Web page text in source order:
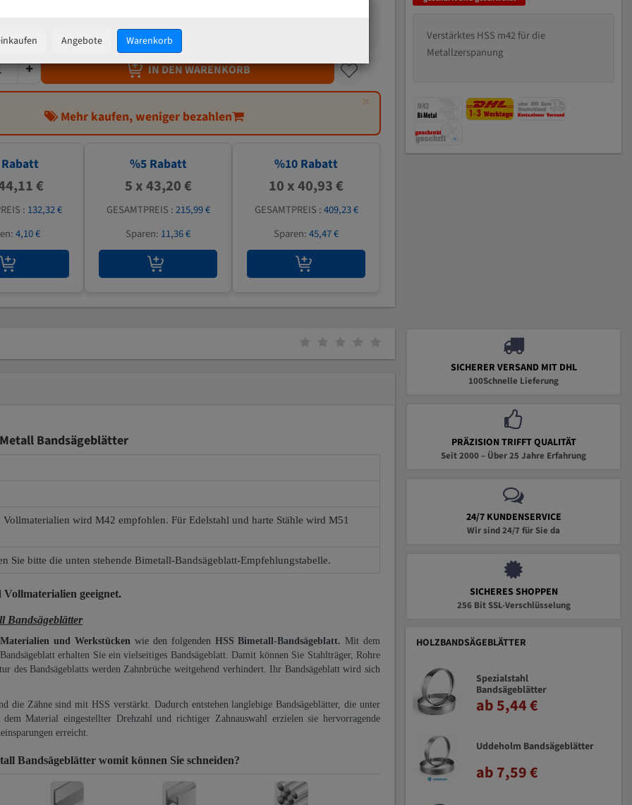
45,47 €
zzgl.Versandkosten
IN DEN WARENKORB
×
Mehr kaufen, weniger bezahlen
€
: 132,32 €
4,10 €
%5Rabatt
5 x 43,20 €
GESAMTPREIS :215,99 €
Sparen: 11,36 €
%10 Rabatt
10 x 40,93 €
GESAMTPREIS :409,23 €
Sparen:45,47 €
Verstärktes HSS m42 für die
Metallzerspanung
Bandsägeblätter
wird M42 empfohlen. Für Edelstahl und harte Stähle wird M51
Sie bitte die unten stehende Bimetall-Bandsägeblatt-Empfehlungstabelle.
geeignet.
Bandsägeblätter
und Werkstücken wie den folgenden HSS Bimetall-Bandsägeblatt. Mit dem
erhalten Sie ein vielseitiges Bandsägeblatt. Damit können Sie Stahlträger, Rohre
des Bandsägeblatts werden Zahnbrüche weitgehend verhindert. Ihr Bandsägeblatt wird sich
die Zähne sind mit HSS verstärkt. Dadurch entstehen langlebige Bandsägeblätter, die unter
Material eingestellter Drehzahl und richtiger Zahnauswahl erzielen sie hervorragende
erreicht.
Bandsägeblätter womit können Sie schneiden?
SICHERER VERSAND MIT DHL
100Schnelle Lieferung
PRÄZISION TRIFFT QUALITÄT
Seit 2000 – Über 25 Jahre Erfahrung
24/7 KUNDENSERVICE
Wir sind 24/7 für Sie da
SICHERES SHOPPEN
256 Bit SSL-Verschlüsselung
HOLZBANDSÄGEBLÄTTER
Spezialstahl
Bandsägeblätter
ab 5,44 €
Uddeholm Bandsägeblätter
ab 7,59 €
Angebote Warenkorb